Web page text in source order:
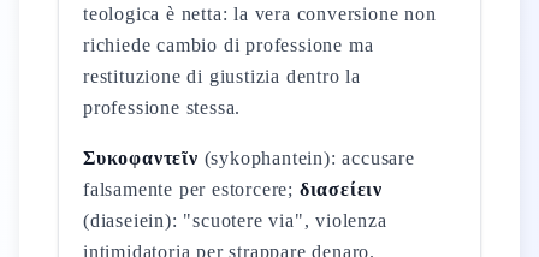
teologica è netta: la vera conversione non
richiede cambio di professione ma
restituzione di giustizia dentro la
professione stessa.
Συκοφαντεῖν (sykophantein): accusare
falsamente per estorcere; διασείειν
(diaseiein): "scuotere via", violenza
intimidatoria per strappare denaro.